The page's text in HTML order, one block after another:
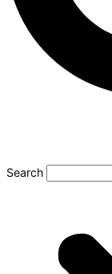
Search